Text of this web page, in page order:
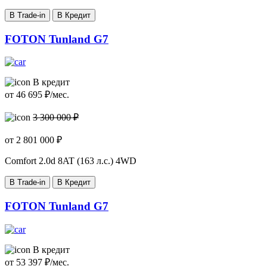
В Trade-in В Кредит
FOTON Tunland G7
В кредит
от 46 695 ₽/мес.
3 300 000 ₽
от 2 801 000 ₽
Comfort 2.0d 8AT (163 л.с.) 4WD
В Trade-in В Кредит
FOTON Tunland G7
В кредит
от 53 397 ₽/мес.